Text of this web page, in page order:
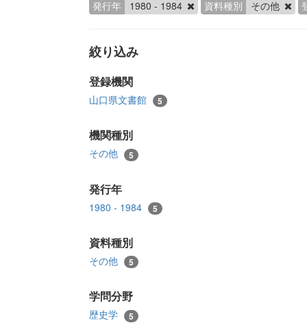
発行年 1980 - 1984 資料種別 その他
絞り込み
登録機関
山口県文書館 5
機関種別
その他 5
発行年
1980 - 1984 5
資料種別
その他 5
学問分野
歴史学 5